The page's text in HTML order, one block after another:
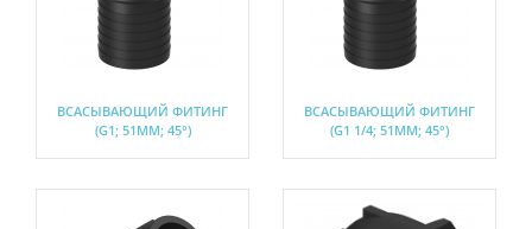
ВСАСЫВАЮЩИЙ ФИТИНГ
(G1; 51ММ; 45°)
ВСАСЫВАЮЩИЙ ФИТИНГ
(G1 1/4; 51ММ; 45°)